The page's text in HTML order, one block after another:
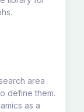
area
define them.
as a